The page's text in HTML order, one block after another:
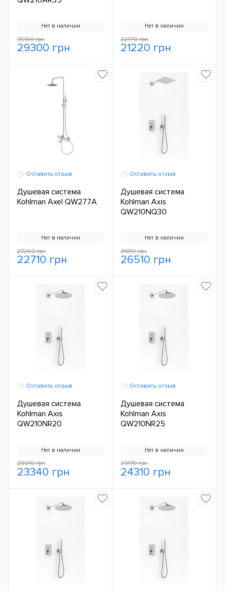
Нет в наличии
35160 грн
29300 грн
Нет в наличии
22910 грн
21220 грн
Оставить отзыв
Душевая система
Kohlman Axel QW277A
Нет в наличии
27260 грн
22710 грн
Оставить отзыв
Душевая система
Kohlman Axis
QW210NQ30
Нет в наличии
31810 грн
26510 грн
Оставить отзыв
Душевая система
Kohlman Axis
QW210NR20
Нет в наличии
28010 грн
23340 грн
Оставить отзыв
Душевая система
Kohlman Axis
QW210NR25
Нет в наличии
29170 грн
24310 грн